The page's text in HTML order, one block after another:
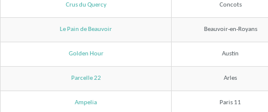
Crus du Quercy Concots
Le Pain de Beauvoir Beauvoir-en-Royans
Golden Hour Austin
Parcelle 22 Arles
Ampelia Paris 11